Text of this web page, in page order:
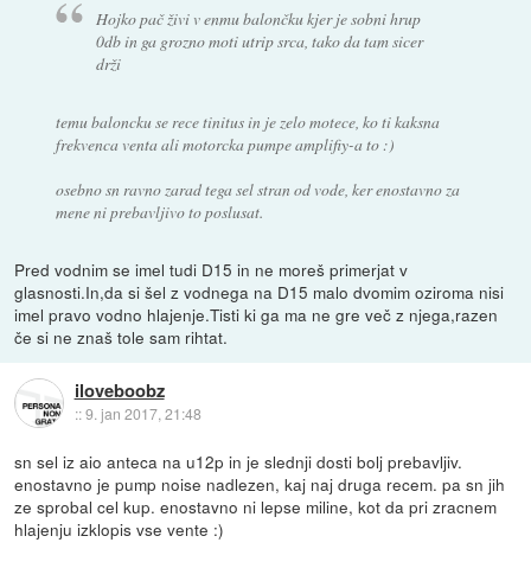
Hojko pač živi v enmu balončku kjer je sobni hrup
0db in ga grozno moti utrip srca, tako da tam sicer
drži
temu baloncku se rece tinitus in je zelo motece, ko ti kaksna
frekvenca venta ali motorcka pumpe amplifiy-a to :)
osebno sn ravno zarad tega sel stran od vode, ker enostavno za
mene ni prebavljivo to poslusat.
Pred vodnim se imel tudi D15 in ne moreš primerjat v
glasnosti.In,da si šel z vodnega na D15 malo dvomim oziroma nisi
imel pravo vodno hlajenje.Tisti ki ga ma ne gre več z njega,razen
če si ne znaš tole sam rihtat.
iloveboobz
::9. jan 2017, 21:48
sn sel iz aio anteca na u12p in je slednji dosti bolj prebavljiv.
enostavno je pump noise nadlezen, kaj naj druga recem. pa sn jih
ze sprobal cel kup. enostavno ni lepse miline, kot da pri zracnem
hlajenju izklopis vse vente :)